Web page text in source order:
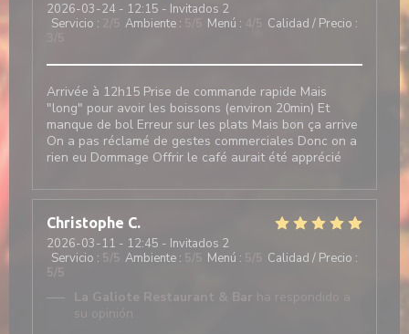
2026-03-24 - 12:15 - Invitados 2
Servicio : Ambiente : Menú : Calidad / Precio :
Arrivée à 12h15 Prise de commande rapide Mais
"long" pour avoir les boissons (environ 20min) Et
manque de bol Erreur sur les plats Mais bon ça arrive
On a pas réclamé de gestes commerciales Donc on a
rien eu Dommage Offrir le café aurait été apprécié
Christophe C
2026-03-11 - 12:45 - Invitados 2
Servicio : 5 /5 Ambiente : 5 /5 Menú : Calidad / Precio :
5 /5
La Galiote Restaurant & Bar ha respondido a
su opinión